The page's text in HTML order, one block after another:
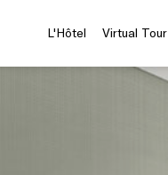
L'Hôtel Virtual Tour